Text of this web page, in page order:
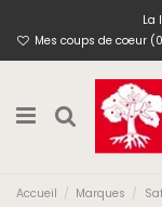
La
Mes coups de coeur (0
Accueil Marques